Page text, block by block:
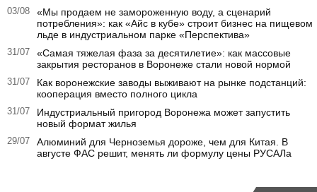
03/08
«Мы продаем не замороженную воду, а сценарий
потребления»: как «Айс в кубе» строит бизнес на пищевом
льде в индустриальном парке «Перспектива»
31/07
«Самая тяжелая фаза за десятилетие»: как массовые
закрытия ресторанов в Воронеже стали новой нормой
31/07
Как воронежские заводы выживают на рынке подстанций:
кооперация вместо полного цикла
31/07
Индустриальный пригород Воронежа может запустить
новый формат жилья
29/07
Алюминий для Черноземья дороже, чем для Китая. В
августе ФАС решит, менять ли формулу цены РУСАЛа